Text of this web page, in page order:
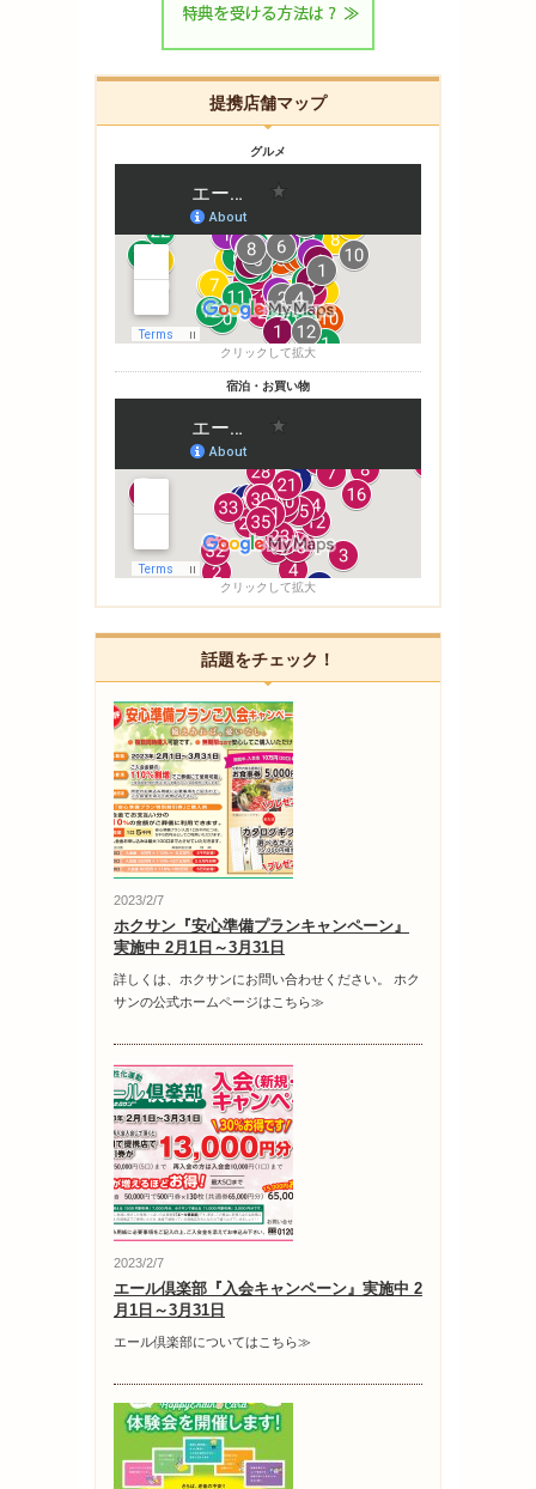
提携店舗マップ
グルメ
クリックして拡大
宿泊・お買い物
クリックして拡大
話題をチェック！
2023/2/7
ホクサン『安心準備プランキャンペーン』
実施中 2月1日～3月31日
詳しくは、ホクサンにお問い合わせください。 ホク
サンの公式ホームページはこちら≫
2023/2/7
エール倶楽部『入会キャンペーン』実施中 2
月1日～3月31日
エール倶楽部についてはこちら≫